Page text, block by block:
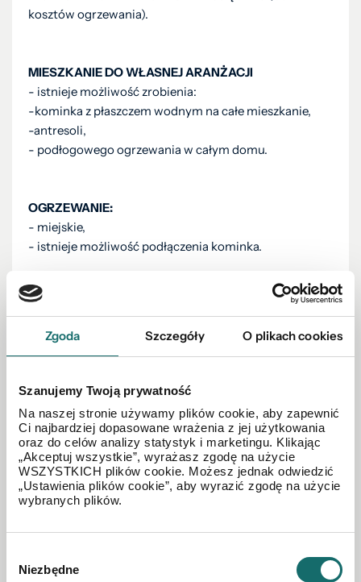
Zgoda Szczegóły O plikach cookies
Szanujemy Twoją prywatność
Na naszej stronie używamy plików cookie, aby zapewnić
Ci najbardziej dopasowane wrażenia z jej użytkowania
oraz do celów analizy statystyk i marketingu. Klikając
„Akceptuj wszystkie”, wyrażasz zgodę na użycie
WSZYSTKICH plików cookie. Możesz jednak odwiedzić
„Ustawienia plików cookie”, aby wyrazić zgodę na użycie
wybranych plików.
zgody
Niezbędne
kosztów ogrzewania).
MIESZKANIE DO WŁASNEJ ARANŻACJI
- istnieje możliwość zrobienia:
-kominka z płaszczem wodnym na całe mieszkanie,
-antresoli,
- podłogowego ogrzewania w całym domu.
OGRZEWANIE:
- miejskie,
- istnieje możliwość podłączenia kominka.
DODATKOWE INFORMACJE:
- miejsca parkingowe - duzy parking pod kamienicą.
daje możliwość stworzenia antresoli w pokoju.
- mieszkanie zbudowane z cegły, grube mury- cicho i
SUPER LOKALIZACJA- w pobliżu cała infrastruktura:
szkoły (SP 1 i SP 5), przedszkole, sklepy, bazarek,
apteka, przychodnia lekarska.
Mieszkanie jest idealnym rozwiązaniem dla rodziny z
Tylko 2 przystanki autobusowe do centrum miasta.